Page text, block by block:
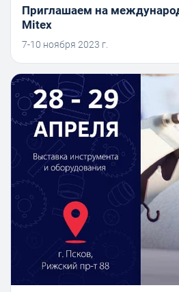
Приглашаем на
Mitex
7-10 ноября 2023 г.